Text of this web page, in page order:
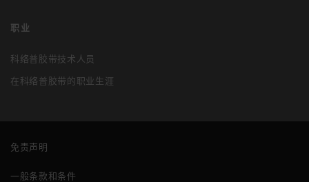
职业
科络普胶带技术人员
在科络普胶带的职业生涯
免责声明
一般条款和条件